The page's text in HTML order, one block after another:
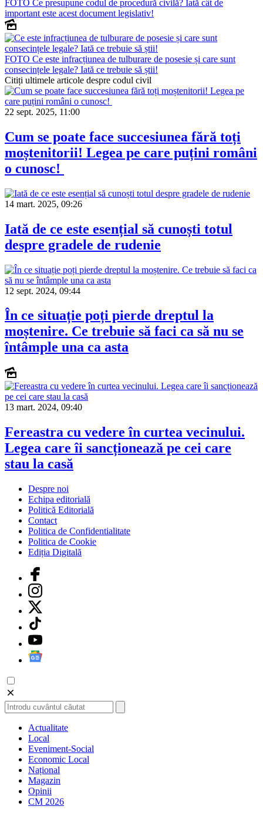
FOTO Ce presupune codul de procedură civilă? Iată cât de
important este acest document legislativ!
FOTO Ce este infracțiunea de tulburare de posesie și care sunt
consecințele legale? Iată ce trebuie să știi!
Citiți ultimele articole despre codul civil
22 sept. 2025, 11:00
Cum se poate face succesiunea fără toți
moștenitorii! Legea pe care puțini români
o cunosc!
14 mart. 2025, 09:26
Iată de ce este esențial să cunoști totul
despre gradele de rudenie
12 sept. 2024, 09:44
În ce situație poți pierde dreptul la
moștenire. Ce trebuie să faci ca să nu se
întâmple una ca asta
13 mart. 2024, 09:40
Fereastra cu vedere în curtea vecinului.
Legea care îi sancționează pe cei care
stau la casă
Despre noi
Echipa editorială
Politică Editorială
Contact
Politica de Confidentialitate
Politica de Cookie
Ediția Digitală
Actualitate
Local
Eveniment-Social
Economic Local
Național
Magazin
Opinii
CM 2026